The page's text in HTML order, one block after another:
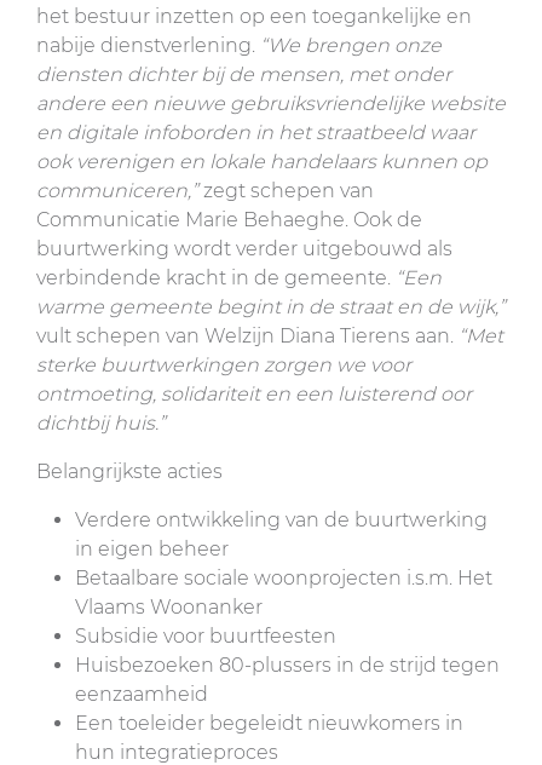
het bestuur inzetten op een toegankelijke en
nabije dienstverlening. “We brengen onze
diensten dichter bij de mensen, met onder
andere een nieuwe gebruiksvriendelijke website
en digitale infoborden in het straatbeeld waar
ook verenigen en lokale handelaars kunnen op
communiceren,”zegt schepen van
Communicatie Marie Behaeghe. Ook de
buurtwerking wordt verder uitgebouwd als
verbindende kracht in de gemeente. “Een
warme gemeente begint in de straat en de wijk,”
vult schepen van Welzijn Diana Tierens aan. “Met
sterke buurtwerkingen zorgen we voor
ontmoeting, solidariteit en een luisterend oor
dichtbij huis.”
Belangrijkste acties
Verdere ontwikkeling van de buurtwerking
in eigen beheer
Betaalbare sociale woonprojecten i.s.m. Het
Vlaams Woonanker
Subsidie voor buurtfeesten
Huisbezoeken 80-plussers in de strijd tegen
eenzaamheid
Een toeleider begeleidt nieuwkomers in
hun integratieproces